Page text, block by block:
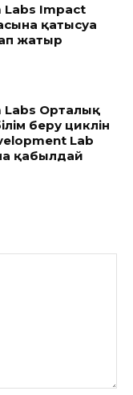
Labs Impact
қатысуға
жатыр
Labs Орталық
беру циклін
Lab
қабылдай